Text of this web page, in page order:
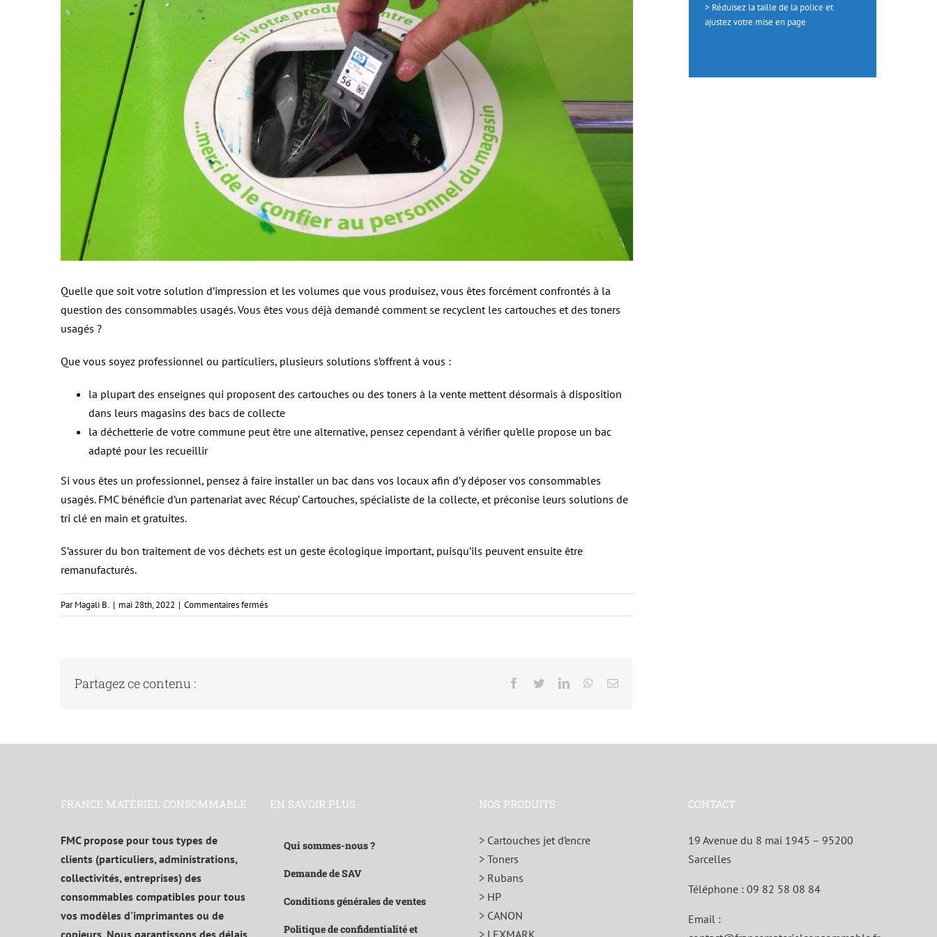
Quelle que soit votre solution d’impression et les volumes que vous produisez, vous êtes forcément confrontés à la
question des consommables usagés. Vous êtes vous déjà demandé comment se recyclent les cartouches et des toners
usagés ?
Que vous soyez professionnel ou particuliers, plusieurs solutions s’offrent à vous :
la plupart des enseignes qui proposent des cartouches ou des toners à la vente mettent désormais à disposition
dans leurs magasins des bacs de collecte
la déchetterie de votre commune peut être une alternative, pensez cependant à vérifier qu’elle propose un bac
adapté pour les recueillir
Si vous êtes un professionnel, pensez à faire installer un bac dans vos locaux afin d’y déposer vos consommables
usagés. FMC bénéficie d’un partenariat avec Récup’ Cartouches, spécialiste de la collecte, et préconise leurs solutions de
tri clé en main et gratuites.
S’assurer du bon traitement de vos déchets est un geste écologique important, puisqu’ils peuvent ensuite être
remanufacturés.
ParMagali B. | mai 28th, 2022 | Commentaires ferméssur
Le
Partagez ce contenu : Facebook
TwitterLinkedInWhatsApp
Email
> Réduisez la taille de la police et
ajustez votre mise en page
FRANCE MATÉRIEL CONSOMMABLE
FMC propose pour tous types de
clients (particuliers, administrations,
collectivités, entreprises) des
consommables compatibles pour tous
vos modèles d'imprimantes ou de
EN SAVOIR PLUS
Qui sommes-nous ?
Demande de SAV
Conditions générales de ventes
Politique de confidentialité et
NOS PRODUITS
> Cartouches jet d’encre
> Toners
> Rubans
> HP
> CANON
CONTACT
19 Avenue du 8 mai 1945 – 95200
Sarcelles
Téléphone : 09 82 58 08 84
Email :